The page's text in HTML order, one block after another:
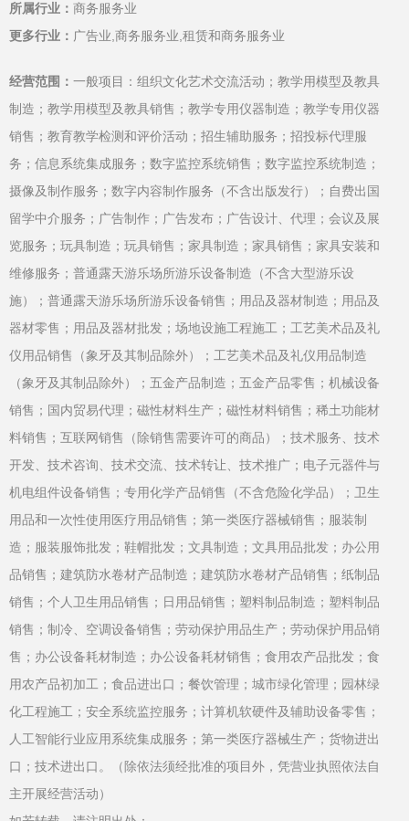
所属行业： 商务服务业
更多行业： 广告业,商务服务业,租赁和商务服务业
经营范围： 一般项目：组织文化艺术交流活动；教学用模型及教具
制造；教学用模型及教具销售；教学专用仪器制造；教学专用仪器
销售；教育教学检测和评价活动；招生辅助服务；招投标代理服
务；信息系统集成服务；数字监控系统销售；数字监控系统制造；
摄像及制作服务；数字内容制作服务（不含出版发行）；自费出国
留学中介服务；广告制作；广告发布；广告设计、代理；会议及展
览服务；玩具制造；玩具销售；家具制造；家具销售；家具安装和
维修服务；普通露天游乐场所游乐设备制造（不含大型游乐设
施）；普通露天游乐场所游乐设备销售；用品及器材制造；用品及
器材零售；用品及器材批发；场地设施工程施工；工艺美术品及礼
仪用品销售（象牙及其制品除外）；工艺美术品及礼仪用品制造
（象牙及其制品除外）；五金产品制造；五金产品零售；机械设备
销售；国内贸易代理；磁性材料生产；磁性材料销售；稀土功能材
料销售；互联网销售（除销售需要许可的商品）；技术服务、技术
开发、技术咨询、技术交流、技术转让、技术推广；电子元器件与
机电组件设备销售；专用化学产品销售（不含危险化学品）；卫生
用品和一次性使用医疗用品销售；第一类医疗器械销售；服装制
造；服装服饰批发；鞋帽批发；文具制造；文具用品批发；办公用
品销售；建筑防水卷材产品制造；建筑防水卷材产品销售；纸制品
销售；个人卫生用品销售；日用品销售；塑料制品制造；塑料制品
销售；制冷、空调设备销售；劳动保护用品生产；劳动保护用品销
售；办公设备耗材制造；办公设备耗材销售；食用农产品批发；食
用农产品初加工；食品进出口；餐饮管理；城市绿化管理；园林绿
化工程施工；安全系统监控服务；计算机软硬件及辅助设备零售；
人工智能行业应用系统集成服务；第一类医疗器械生产；货物进出
口；技术进出口。（除依法须经批准的项目外，凭营业执照依法自
主开展经营活动）